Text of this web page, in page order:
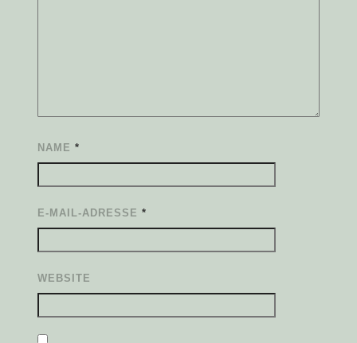
NAME*
E-MAIL-ADRESSE*
WEBSITE